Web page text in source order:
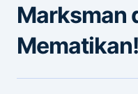
Marksman
Mematikan!